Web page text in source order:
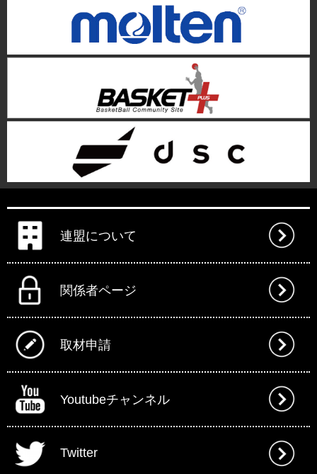
連盟について
関係者ページ
取材申請
Youtubeチャンネル
Twitter